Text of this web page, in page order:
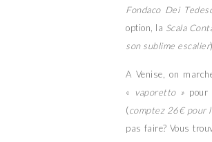
Fondaco Dei
option, la Scala
son sublime escalier
A Venise, on
«
vaporetto » pour
(comptez 26€ pour
pas faire? Vous